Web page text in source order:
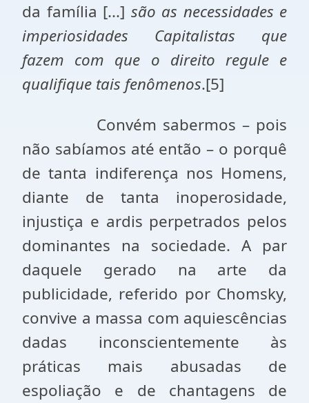
da família [...] são as necessidades e
imperiosidades Capitalistas que
fazem com que o direito regule e
qualifique tais fenômenos.[5]
Convém sabermos – pois
não sabíamos até então – o porquê
de tanta indiferença nos Homens,
diante de tanta inoperosidade,
injustiça e ardis perpetrados pelos
dominantes na sociedade. A par
daquele gerado na arte da
publicidade, referido por Chomsky,
convive a massa com aquiescências
dadas inconscientemente às
práticas mais abusadas de
espoliação e de chantagens de